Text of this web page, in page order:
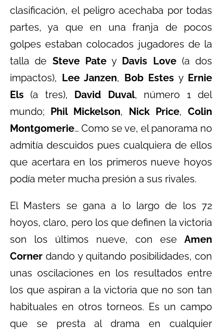
clasificación, el peligro acechaba por todas
partes, ya que en una franja de pocos
golpes estaban colocados jugadores de la
talla de Steve Patey Davis Love(a dos
impactos), Lee Janzen, Bob Estes y Ernie
Els (a tres), David Duval, número 1 del
mundo; Phil Mickelson, Nick Price, Colin
Montgomerie… Como se ve, el panorama no
admitía descuidos pues cualquiera de ellos
que acertara en los primeros nueve hoyos
podía meter mucha presión a sus rivales.
El Masters se gana a lo largo de los 72
hoyos, claro, pero los que definen la victoria
son los últimos nueve, con ese Amen
Corner dando y quitando posibilidades, con
unas oscilaciones en los resultados entre
los que aspiran a la victoria que no son tan
habituales en otros torneos. Es un campo
que se presta al drama en cualquier